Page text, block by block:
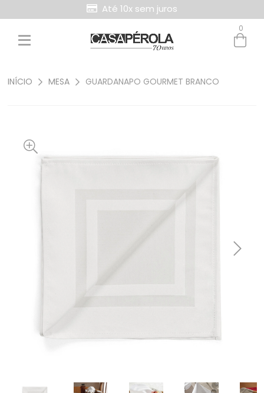
Entre com email ou cpf/cnpj
Até 10x sem juros
0
INÍCIO MESA GUARDANAPO GOURMET BRANCO